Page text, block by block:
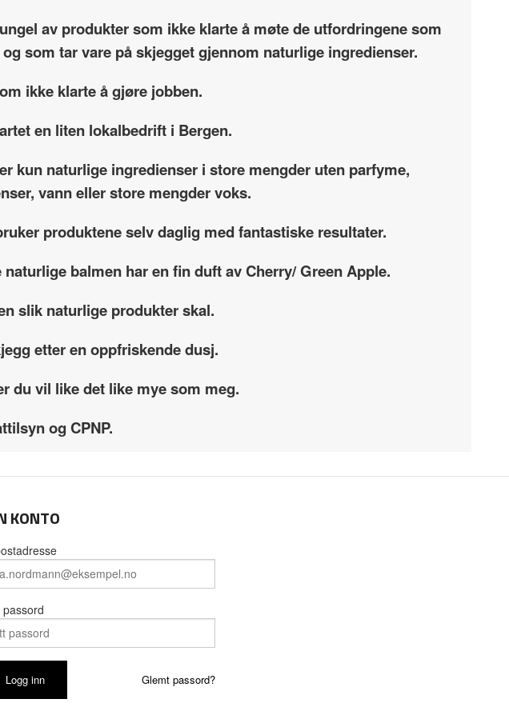
av produkter som ikke klarte å møte de utfordringene som
som tar vare på skjegget gjennom naturlige ingredienser.
ikke klarte å gjøre jobben.
en liten lokalbedrift i Bergen.
kun naturlige ingredienser i store mengder uten parfyme,
vann eller store mengder voks.
produktene selv daglig med fantastiske resultater.
balmen har en fin duft av Cherry/ Green Apple.
slik naturlige produkter skal.
etter en oppfriskende dusj.
du vil like det like mye som meg.
og CPNP.
KONTO
passord
Glemt passord?